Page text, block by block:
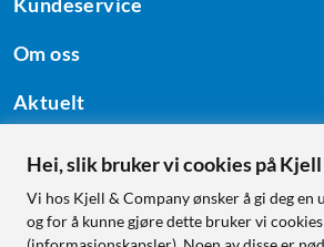
Om oss
Aktuelt
Følg oss
Hei, slik bruker vi cookies på
Vi hos Kjell & Company ønsker å gi deg en
og for å kunne gjøre dette bruker vi cookies